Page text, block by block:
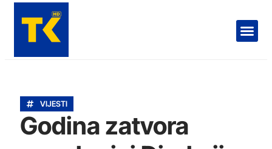
VIJESTI
Godina zatvora